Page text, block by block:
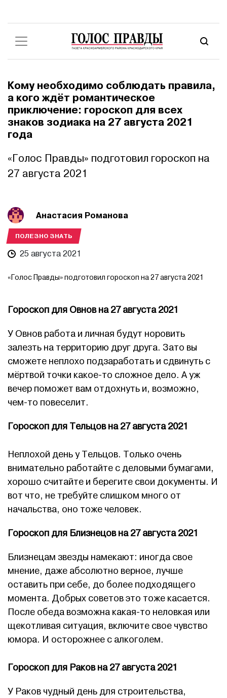
Кому необходимо соблюдать правила,
а кого ждёт романтическое
приключение: гороскоп для всех
знаков зодиака на 27 августа 2021
года
«Голос Правды» подготовил гороскоп на
27 августа 2021
Анастасия Романова
ПОЛЕЗНО ЗНАТЬ
25 августа 2021
«Голос Правды» подготовил гороскоп на 27 августа 2021
Гороскоп для Овнов на 27 августа 2021
У Овнов работа и личная будут норовить
залезть на территорию друг друга. Зато вы
сможете неплохо подзаработать и сдвинуть с
мёртвой точки какое-то сложное дело. А уж
вечер поможет вам отдохнуть и, возможно,
чем-то повеселит.
Гороскоп для Тельцов на 27 августа 2021
Неплохой день у Тельцов. Только очень
внимательно работайте с деловыми бумагами,
хорошо считайте и берегите свои документы. И
вот что, не требуйте слишком много от
начальства, оно тоже человек.
Гороскоп для Близнецов на 27 августа 2021
Близнецам звезды намекают: иногда свое
мнение, даже абсолютно верное, лучше
оставить при себе, до более подходящего
момента. Добрых советов это тоже касается.
После обеда возможна какая-то неловкая или
щекотливая ситуация, включите свое чувство
юмора. И осторожнее с алкоголем.
Гороскоп для Раков на 27 августа 2021
У Раков чудный день для строительства,